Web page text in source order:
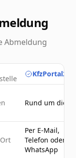
Abmeldung
Rund um die
Per E-Mail,
Telefon oder
WhatsApp